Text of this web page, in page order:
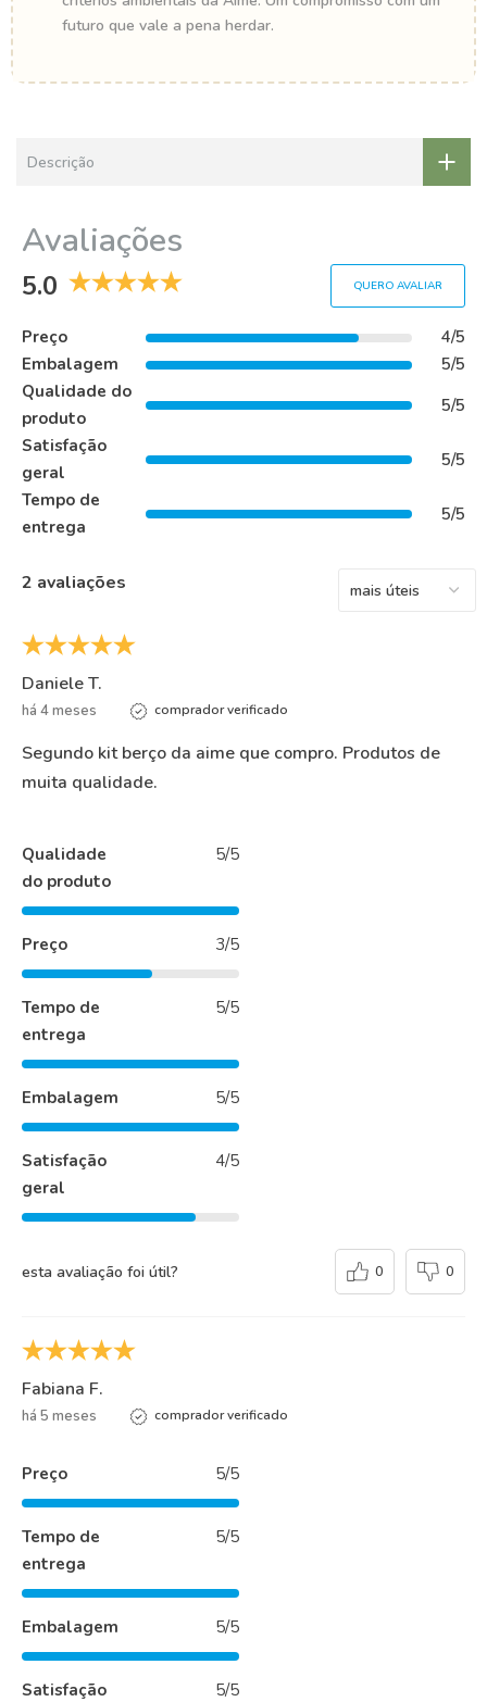
futuro que vale a pena herdar.
Descrição
Avaliações
5.0
Preço
4/5
Embalagem
5/5
Qualidade do
produto
5/5
Satisfação
geral
5/5
Tempo de
entrega
5/5
QUERO AVALIAR
2 avaliações
Daniele T.
há 4 meses comprador verificado
Segundo kit berço da aime que compro. Produtos de
muita qualidade.
Qualidade
do produto
5/5
Preço 3/5
Tempo de
entrega
5/5
Embalagem 5/5
Satisfação
geral
4/5
esta avaliação foi útil? 0 0
Fabiana F.
há 5 meses comprador verificado
Preço 5/5
Tempo de
entrega
5/5
Embalagem 5/5
Satisfação
5/5